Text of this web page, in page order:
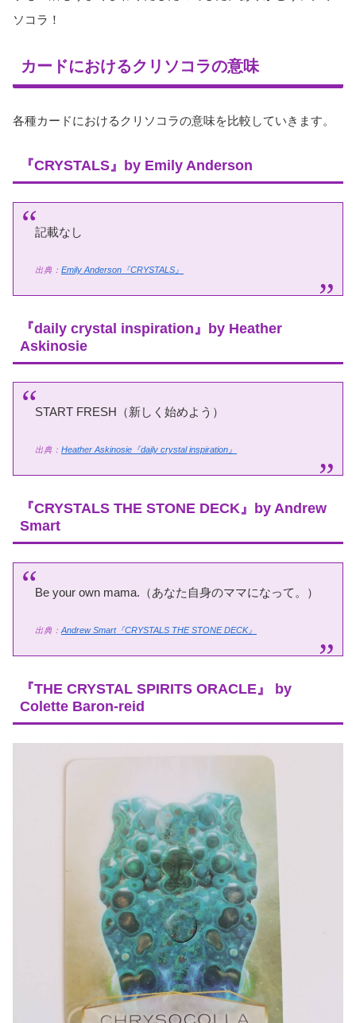
ソコラ！
カードにおけるクリソコラの意味
各種カードにおけるクリソコラの意味を比較していきます。
『CRYSTALS』by Emily Anderson
記載なし
出典： Emily Anderson『CRYSTALS』
『daily crystal inspiration』by Heather
Askinosie
START FRESH（新しく始めよう）
出典： Heather Askinosie『daily crystal inspiration』
『CRYSTALS THE STONE DECK』by Andrew
Smart
Be your own mama.（あなた自身のママになって。）
出典： Andrew Smart『CRYSTALS THE STONE DECK』
『THE CRYSTAL SPIRITS ORACLE』 by
Colette Baron-reid